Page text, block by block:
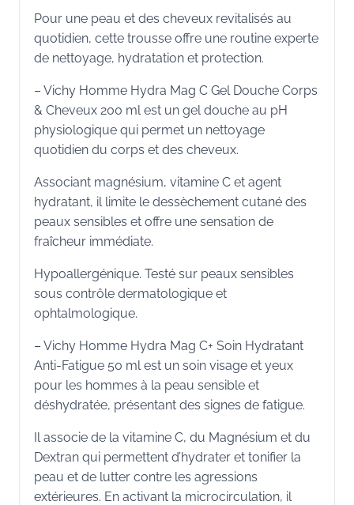
Pour une peau et des cheveux revitalisés au
quotidien, cette trousse offre une routine experte
de nettoyage, hydratation et protection.
– Vichy Homme Hydra Mag C Gel Douche Corps
& Cheveux 200 ml est un gel douche au pH
physiologique qui permet un nettoyage
quotidien du corps et des cheveux.
Associant magnésium, vitamine C et agent
hydratant, il limite le dessèchement cutané des
peaux sensibles et offre une sensation de
fraîcheur immédiate.
Hypoallergénique. Testé sur peaux sensibles
sous contrôle dermatologique et
ophtalmologique.
– Vichy Homme Hydra Mag C+ Soin Hydratant
Anti-Fatigue 50 ml est un soin visage et yeux
pour les hommes à la peau sensible et
déshydratée, présentant des signes de fatigue.
Il associe de la vitamine C, du Magnésium et du
Dextran qui permettent d’hydrater et tonifier la
peau et de lutter contre les agressions
extérieures. En activant la microcirculation, il